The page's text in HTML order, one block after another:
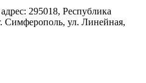
295018, Республика
ул. Линейная,